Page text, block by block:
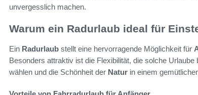
unvergesslich machen.
Warum ein Radurlaub ideal für
Ein Radurlaub stellt eine hervorragende Möglichkeit für
Besonders attraktiv ist die Flexibilität, die solche
wählen und die Schönheit der Natur in einem